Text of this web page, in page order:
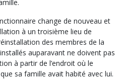
change de nouveau et
à un troisième lieu de
des membres de la
auparavant ne doivent pas
à partir de l’endroit où le
sa famille avait habité avec lui.